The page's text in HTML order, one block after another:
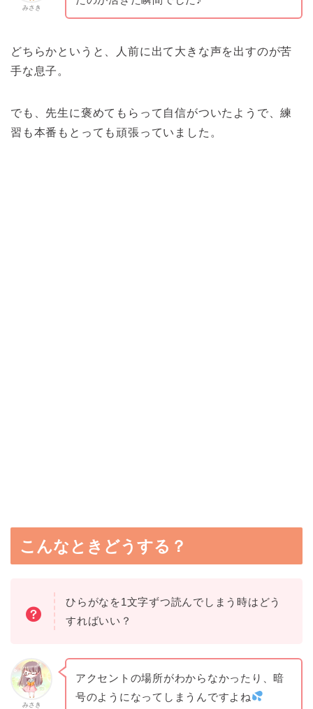
みさき
どちらかというと、人前に出て大きな声を出すのが苦
手な息子。
でも、先生に褒めてもらって自信がついたようで、練
習も本番もとっても頑張っていました。
こんなときどうする？
ひらがなを1文字ずつ読んでしまう時はどう
すればいい？
みさき
アクセントの場所がわからなかったり、暗
号のようになってしまうんですよね